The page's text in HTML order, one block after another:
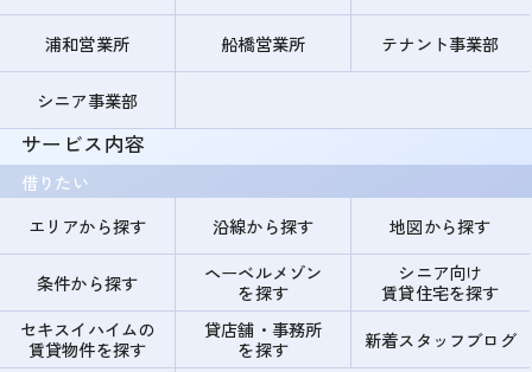
浦和営業所 船橋営業所 テナント事業部
シニア事業部
サービス内容
借りたい
エリアから探す
沿線から探す 地図から探す
条件から探す
ヘーベルメゾン
を探す
シニア向け
賃貸住宅を探す
セキスイハイムの
賃貸物件を探す
貸店舗・事務所
を探す
新着スタッフブログ